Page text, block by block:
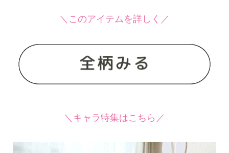
＼このアイテムを詳しく／
＼キャラ特集はこちら／